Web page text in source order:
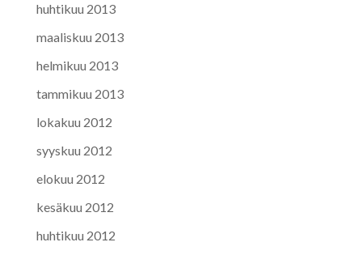
huhtikuu 2013
maaliskuu 2013
helmikuu 2013
tammikuu 2013
lokakuu 2012
syyskuu 2012
elokuu 2012
kesäkuu 2012
huhtikuu 2012